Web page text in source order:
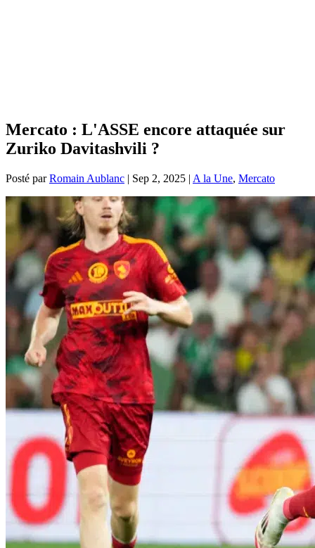
Mercato : L'ASSE encore attaquée sur
Zuriko Davitashvili ?
Posté parRomain Aublanc | Sep 2, 2025 | A la Une, Mercato